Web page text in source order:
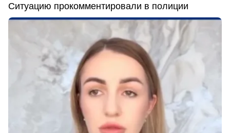
Ситуацию прокомментировали в полиции